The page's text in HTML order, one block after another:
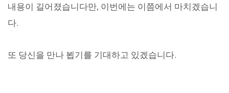
내용이 길어졌습니다만, 이번에는 이쯤에서 마치겠습니
다.
또 당신을 만나 뵙기를 기대하고 있겠습니다.